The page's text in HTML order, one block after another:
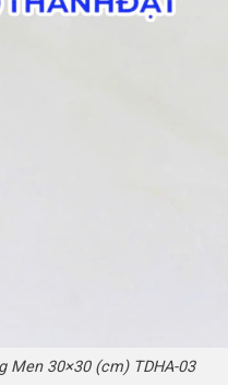
Men 30×30 (cm) TDHA-03